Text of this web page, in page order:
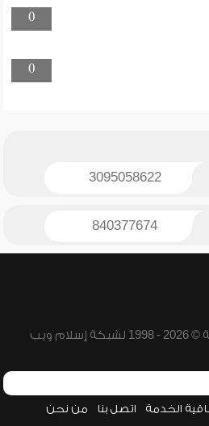
0
0
3095058622
840377674
ويب
الخدمة اتصل بنا من نحن